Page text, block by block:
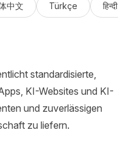
中文 Türkçe हिन्दी
standardisierte,
KI-Websites und KI-
und zuverlässigen
zu liefern.